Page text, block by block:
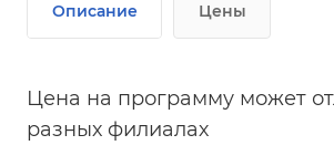
Описание Цены
Цена на программу может
разных филиалах